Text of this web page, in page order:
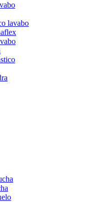
lavabo